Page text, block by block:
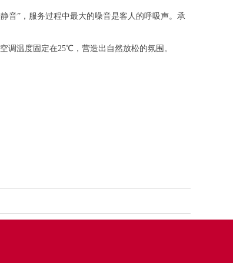
音”，服务过程中最大的噪音是客人的呼吸声。承
调温度固定在25℃，营造出自然放松的氛围。